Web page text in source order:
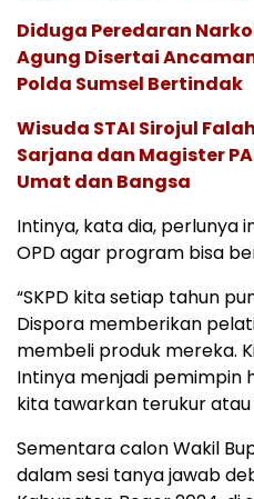
Diduga Peredaran
Agung Disertai
Polda Sumsel Bertindak
Wisuda STAI Sirojul
Sarjana dan Magister
Umat dan Bangsa
Intinya, kata dia, perlunya
OPD agar program bisa
“SKPD kita setiap tahun
Dispora memberikan
membeli produk mereka.
Intinya menjadi pemimpin
kita tawarkan terukur atau
Sementara calon Wakil
dalam sesi tanya jawab